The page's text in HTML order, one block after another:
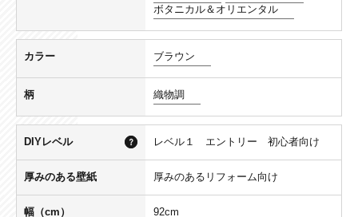
ボタニカル＆オリエンタル
カラー ブラウン
柄 織物調
DIYレベル レベル１ エントリー 初心者向け
厚みのある壁紙 厚みのあるリフォーム向け
幅（cm） 92cm